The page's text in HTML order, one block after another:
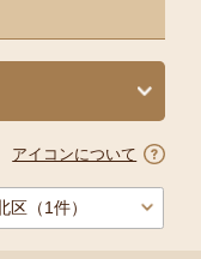
アイコンについて